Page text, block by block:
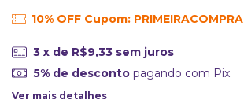
10% OFF Cupom: PRIMEIRACOMPRA
3x de R$9,33sem juros
5% de descontopagando com Pix
Ver mais detalhes